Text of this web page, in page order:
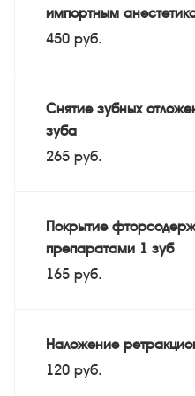
импортным
450 руб.
Снятие зубных
зуба
265 руб.
Покрытие
препаратами 1 зуб
165 руб.
Наложение
120 руб.